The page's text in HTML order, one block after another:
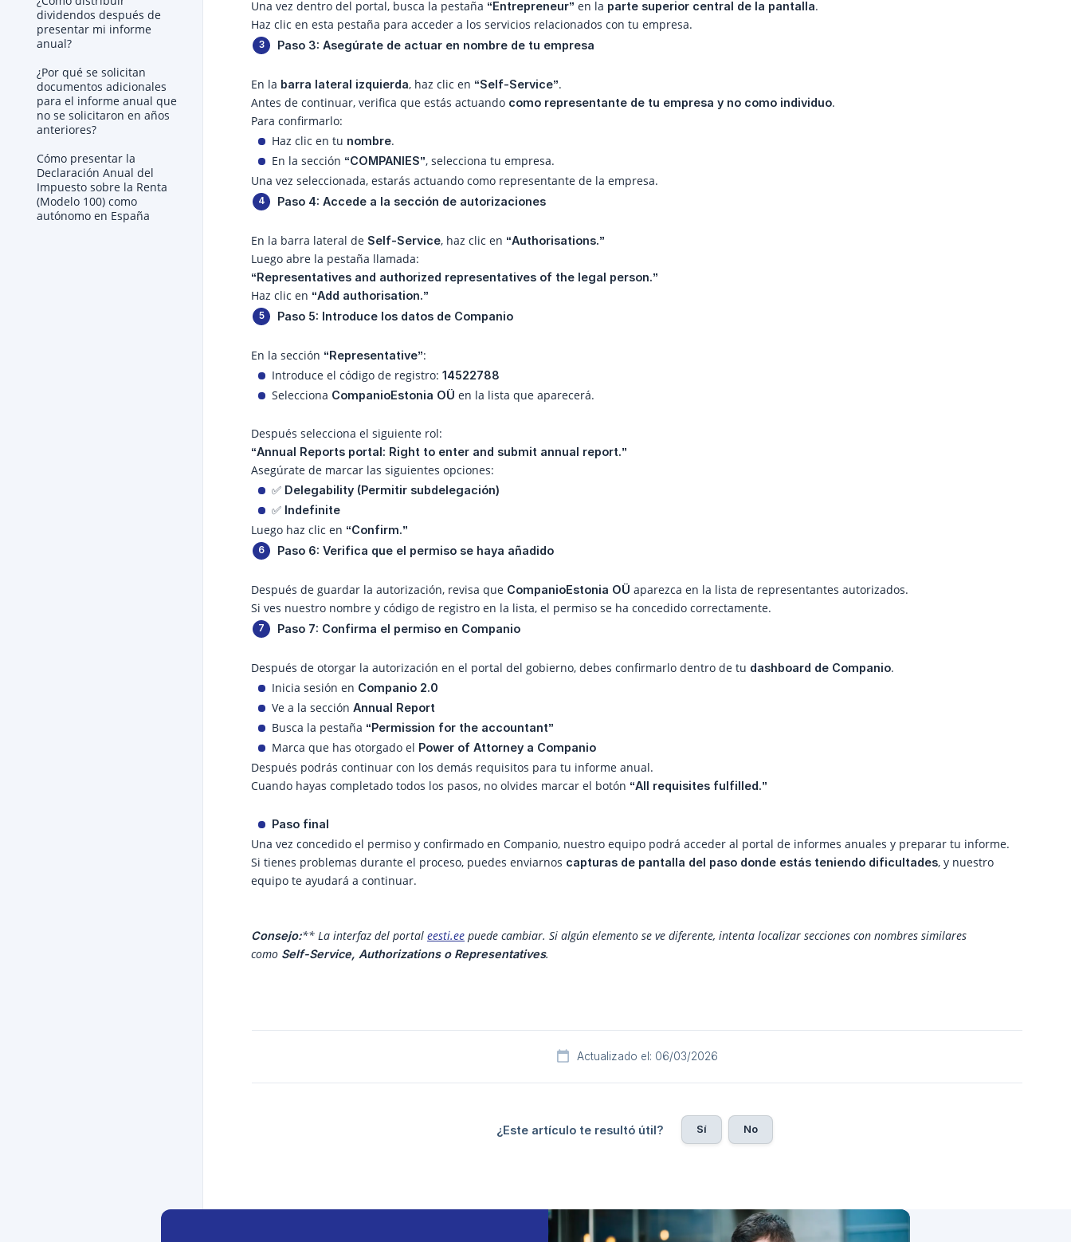
dividendos después de
presentar mi informe
anual?
¿Por qué se solicitan
documentos adicionales
para el informe anual que
no se solicitaron en años
anteriores?
Cómo presentar la
Declaración Anual del
Impuesto sobre la Renta
(Modelo 100) como
autónomo en España
Una vez dentro del portal, busca la pestaña “Entrepreneur” en la parte superior central de la pantalla.
Haz clic en esta pestaña para acceder a los servicios relacionados con tu empresa.
Paso 3: Asegúrate de actuar en nombre de tu empresa
En la barra lateral izquierda, haz clic en “Self-Service”.
Antes de continuar, verifica que estás actuando como representante de tu empresa y no como individuo.
Para confirmarlo:
Haz clic en tu nombre.
En la sección “COMPANIES”, selecciona tu empresa.
Una vez seleccionada, estarás actuando como representante de la empresa.
Paso 4: Accede a la sección de autorizaciones
En la barra lateral de Self-Service, haz clic en “Authorisations.”
Luego abre la pestaña llamada:
“Representatives and authorized representatives of the legal person.”
Haz clic en “Add authorisation.”
Paso 5: Introduce los datos de Companio
En la sección “Representative”:
Introduce el código de registro: 14522788
Selecciona CompanioEstonia OÜ en la lista que aparecerá.
Después selecciona el siguiente rol:
“Annual Reports portal: Right to enter and submit annual report.”
Asegúrate de marcar las siguientes opciones:
✅ Delegability (Permitir subdelegación)
✅ Indefinite
Luego haz clic en “Confirm.”
Paso 6: Verifica que el permiso se haya añadido
Después de guardar la autorización, revisa que CompanioEstonia OÜ aparezca en la lista de representantes autorizados.
Si ves nuestro nombre y código de registro en la lista, el permiso se ha concedido correctamente.
Paso 7: Confirma el permiso en Companio
Después de otorgar la autorización en el portal del gobierno, debes confirmarlo dentro de tu dashboard de Companio.
Inicia sesión en Companio 2.0
Ve a la sección Annual Report
Busca la pestaña “Permission for the accountant”
Marca que has otorgado el Power of Attorney a Companio
Después podrás continuar con los demás requisitos para tu informe anual.
Cuando hayas completado todos los pasos, no olvides marcar el botón “All requisites fulfilled.”
Paso final
Una vez concedido el permiso y confirmado en Companio, nuestro equipo podrá acceder al portal de informes anuales y preparar tu informe.
Si tienes problemas durante el proceso, puedes enviarnos capturas de pantalla del paso donde estás teniendo dificultades, y nuestro
equipo te ayudará a continuar.
Consejo:** La interfaz del portal eesti.ee puede cambiar. Si algún elemento se ve diferente, intenta localizar secciones con nombres similares
como Self-Service, Authorizations o Representatives.
Actualizado el: 06/03/2026
¿Este artículo te resultó útil? Sí No